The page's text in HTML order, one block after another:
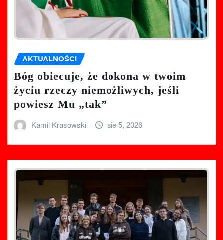
AKTUALNOŚCI
Bóg obiecuje, że dokona w twoim
życiu rzeczy niemożliwych, jeśli
powiesz Mu „tak”
Kamil Krasowski sie 5, 2026